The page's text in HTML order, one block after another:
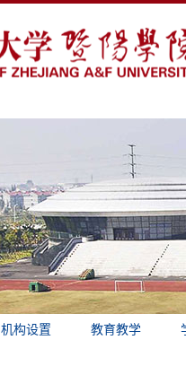
机构设置 教育教学